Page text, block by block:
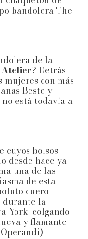
bandolera The
de la
? Detrás
mujeres con más
Beste y
está todavía a
cuyos bolsos
desde hace ya
una de las
de esta
cuero
durante la
York, colgando
y flamante